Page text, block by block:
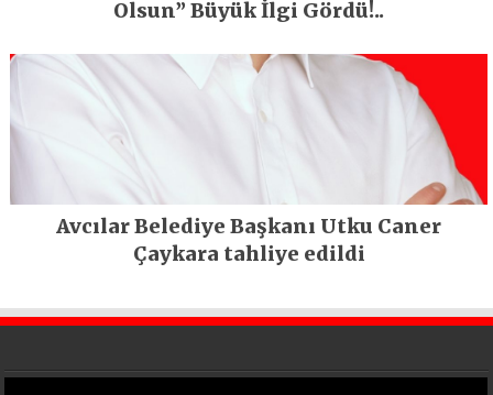
Olsun” Büyük İlgi Gördü!..
Avcılar Belediye Başkanı Utku Caner
Çaykara tahliye edildi